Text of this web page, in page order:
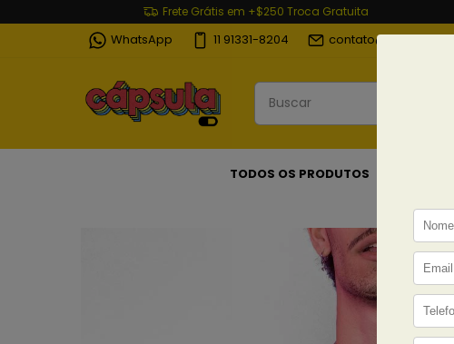
Frete Grátis em +$250 Troca Gratuita
WhatsApp 11 91331-8204
TODOS OS PRODUTOS